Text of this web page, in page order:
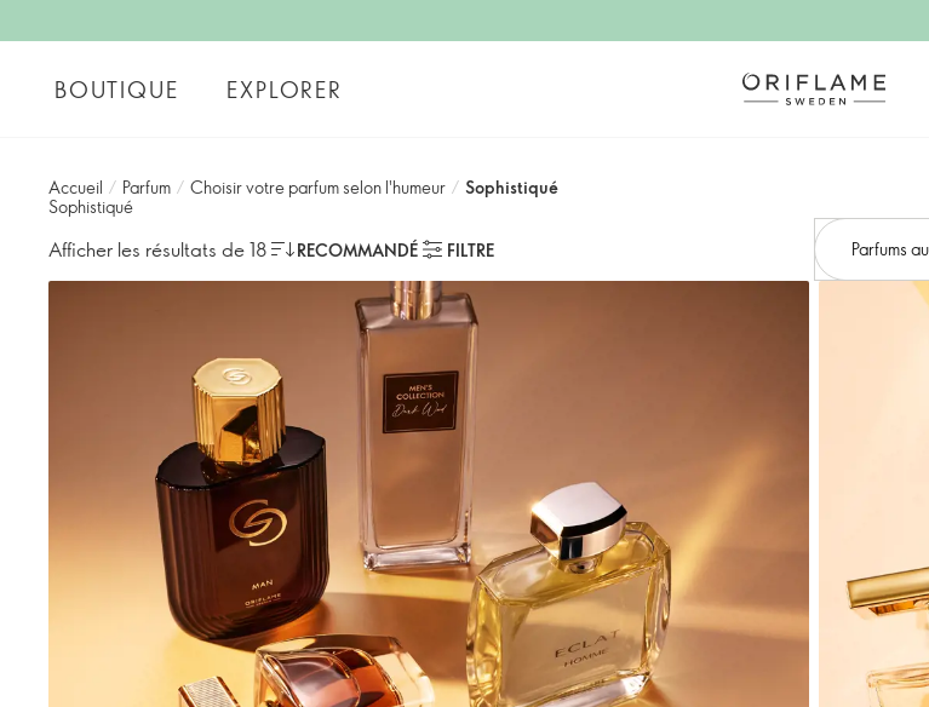
BOUTIQUE EXPLORER
Accueil / Parfum / Choisir votre parfum selon l'humeur / Sophistiqué
Sophistiqué
Afficher les résultats de 18 RECOMMANDÉ FILTRE Parfums